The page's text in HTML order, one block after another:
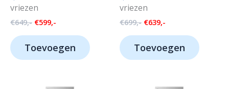
vriezen
€649,- Oorspronkelijke
€649,-.
€599,-
€599,-.
Toevoegen
vriezen
€699,- Oorspronkelijke
€699,-.
€639,-
€639,-.
Toevoegen